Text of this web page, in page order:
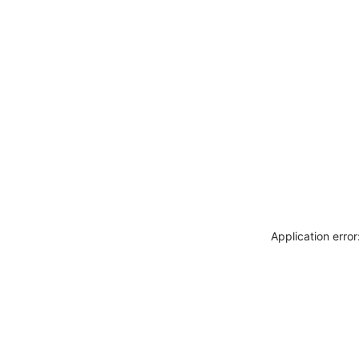
Application